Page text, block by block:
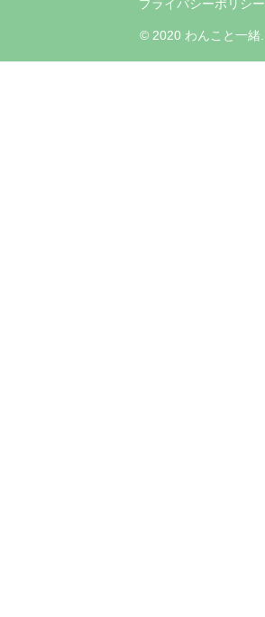
プライバシーポリシー
© 2020 わんこと一緒.